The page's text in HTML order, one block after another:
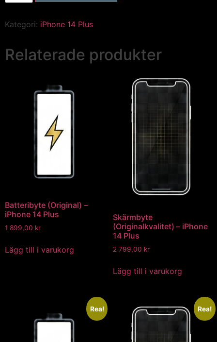
Kategori: iPhone 14 Plus
Relaterade produkter
Batteribyte (Original) –
iPhone 14 Plus
1 899,00 kr
Lägg till i varukorg
Skärmbyte
(Originalkvalitet) – iPhone
14 Plus
2 799,00 kr
Lägg till i varukorg
Rea! Rea!